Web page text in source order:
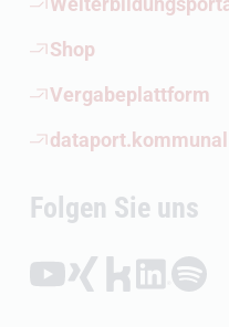
Shop
(Öffnet externen Link)
Vergabeplattform
(Öffnet externen Link)
dataport.kommunal
(Öffnet externen Link)
Folgen Sie uns
Folgen auf YouTube
Folgen auf Xing
Folgen auf
Folgen auf
Folgen